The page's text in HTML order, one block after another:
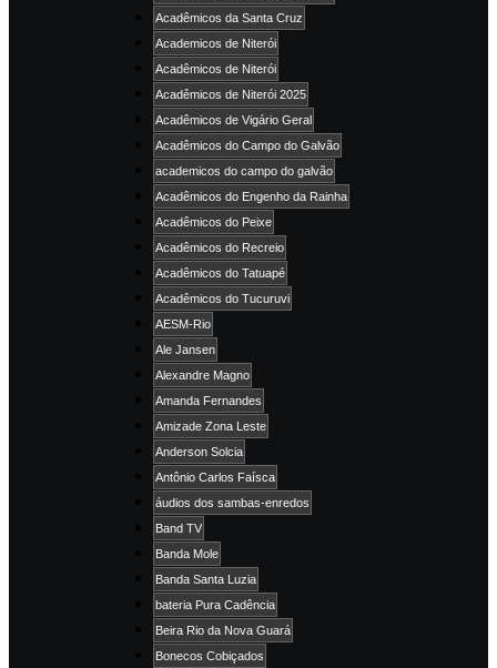
Acadêmicos da Santa Cruz
Academicos de Niterói
Acadêmicos de Niterói
Acadêmicos de Niterói 2025
Acadêmicos de Vigário Geral
Acadêmicos do Campo do Galvão
academicos do campo do galvão
Acadêmicos do Engenho da Rainha
Acadêmicos do Peixe
Acadêmicos do Recreio
Acadêmicos do Tatuapé
Acadêmicos do Tucuruvi
AESM-Rio
Ale Jansen
Alexandre Magno
Amanda Fernandes
Amizade Zona Leste
Anderson Solcia
Antônio Carlos Faísca
áudios dos sambas-enredos
Band TV
Banda Mole
Banda Santa Luzia
bateria Pura Cadência
Beira Rio da Nova Guará
Bonecos Cobiçados